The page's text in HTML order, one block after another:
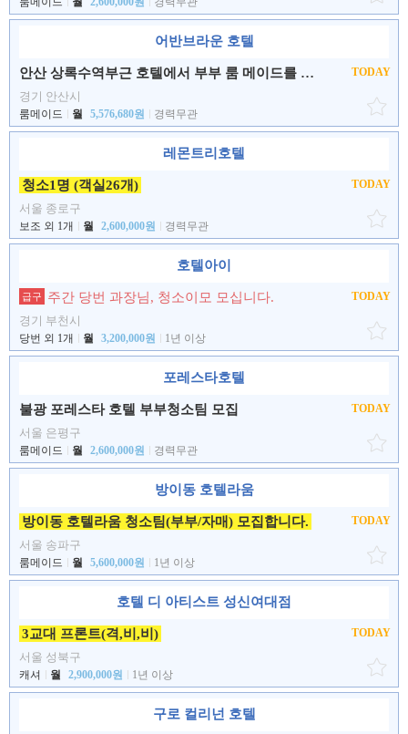
어반브라운 호텔
안산 상록수역부근 호텔에서 부부 룸 메이드를 구합니다.
경기 안산시
룸메이드 월 5,576,680원 경력무관
TODAY
레몬트리호텔
청소1명 (객실26개)
서울 종로구
보조 외 1개 월 2,600,000원 경력무관
TODAY
호텔아이
급구 주간 당번 과장님, 청소이모 모십니다.
경기 부천시
당번 외 1개 월 3,200,000원 1년 이상
TODAY
포레스타호텔
불광 포레스타 호텔 부부청소팀 모집
서울 은평구
룸메이드 월 2,600,000원 경력무관
TODAY
방이동 호텔라움
방이동 호텔라움 청소팀(부부/자매) 모집합니다.
서울 송파구
룸메이드 월 5,600,000원 1년 이상
TODAY
호텔 디 아티스트 성신여대점
3교대 프론트(격,비,비)
서울 성북구
캐셔 월 2,900,000원 1년 이상
TODAY
구로 컬리넌 호텔